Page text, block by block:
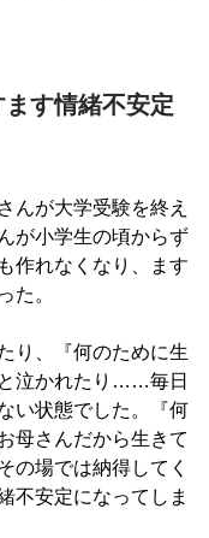
す情緒不安定
んが大学受験を終え
が小学生の頃からず
作れなくなり、ます
た。
り、『何のために生
泣かれたり……毎日
い状態でした。『何
母さんだから生きて
の場では納得してく
不安定になってしま